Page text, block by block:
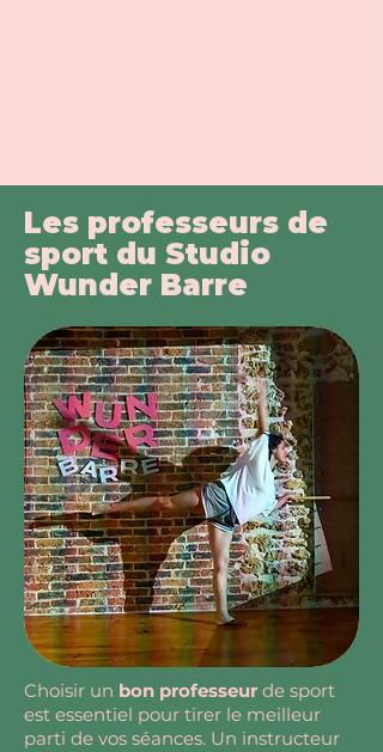
Les professeurs de
sport du Studio
Wunder Barre
Choisir un bon professeur de sport
est essentiel pour tirer le meilleur
parti de vos séances. Un instructeur